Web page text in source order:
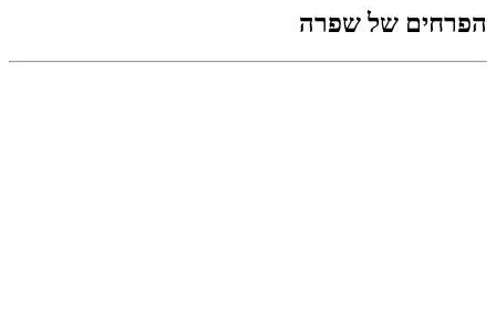
זר פרחים חגיגי
הפרחים של שפרה